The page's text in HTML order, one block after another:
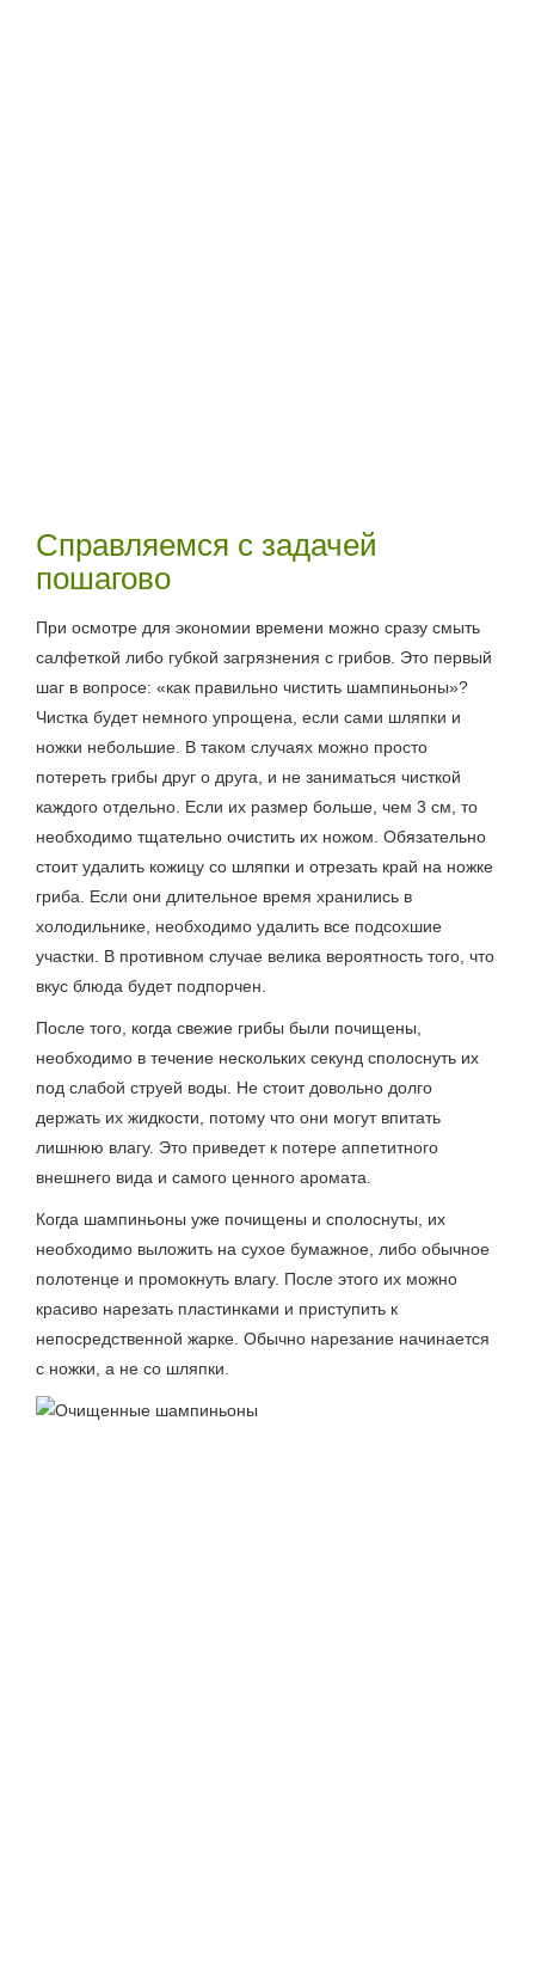
Справляемся с задачей
пошагово
При осмотре для экономии времени можно сразу смыть
салфеткой либо губкой загрязнения с грибов. Это первый
шаг в вопросе: «как правильно чистить шампиньоны»?
Чистка будет немного упрощена, если сами шляпки и
ножки небольшие. В таком случаях можно просто
потереть грибы друг о друга, и не заниматься чисткой
каждого отдельно. Если их размер больше, чем 3 см, то
необходимо тщательно очистить их ножом. Обязательно
стоит удалить кожицу со шляпки и отрезать край на ножке
гриба. Если они длительное время хранились в
холодильнике, необходимо удалить все подсохшие
участки. В противном случае велика вероятность того, что
вкус блюда будет подпорчен.
После того, когда свежие грибы были почищены,
необходимо в течение нескольких секунд сполоснуть их
под слабой струей воды. Не стоит довольно долго
держать их жидкости, потому что они могут впитать
лишнюю влагу. Это приведет к потере аппетитного
внешнего вида и самого ценного аромата.
Когда шампиньоны уже почищены и сполоснуты, их
необходимо выложить на сухое бумажное, либо обычное
полотенце и промокнуть влагу. После этого их можно
красиво нарезать пластинками и приступить к
непосредственной жарке. Обычно нарезание начинается
с ножки, а не со шляпки.